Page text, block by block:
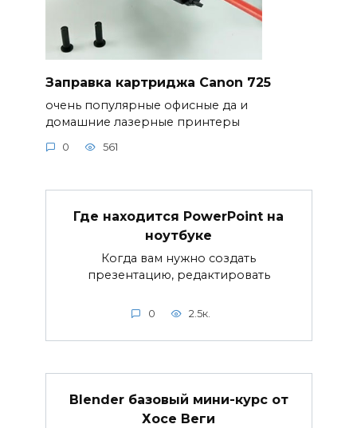
Заправка картриджа Canon 725
очень популярные офисные да и
домашние лазерные принтеры
0 561
Где находится PowerPoint на
ноутбуке
Когда вам нужно создать
презентацию, редактировать
0 2.5к.
Blender базовый мини-курс от
Хосе Веги